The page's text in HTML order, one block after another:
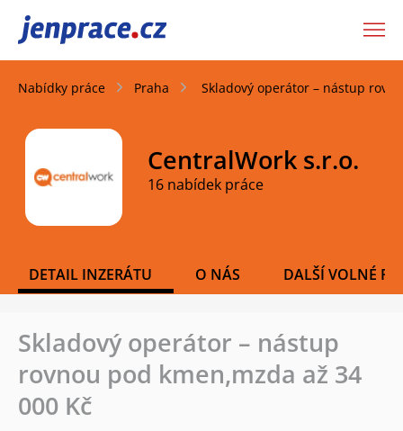
JenPráce.cz
Nabídky práce Praha Skladový operátor – nástup
CentralWork s.r.o.
16 nabídek práce
DETAIL INZERÁTU O NÁS DALŠÍ VOLNÉ
Skladový operátor – nástup
rovnou pod kmen,mzda až 34
000 Kč